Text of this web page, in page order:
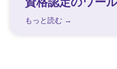
もっと読む →